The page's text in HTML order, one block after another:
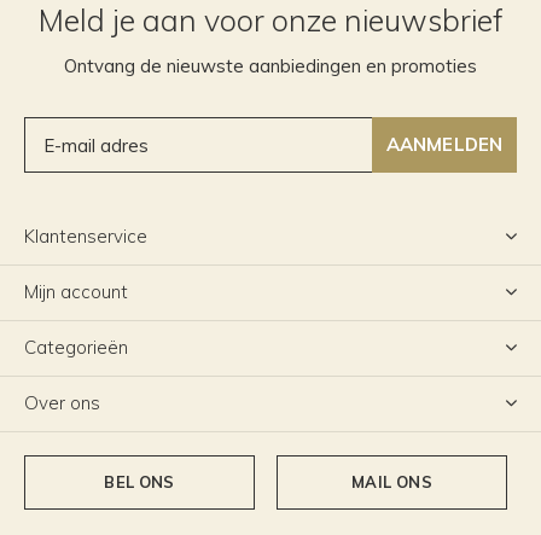
Meld je aan voor onze nieuwsbrief
Ontvang de nieuwste aanbiedingen en promoties
AANMELDEN
Klantenservice
Mijn account
Categorieën
Over ons
BEL ONS MAIL ONS